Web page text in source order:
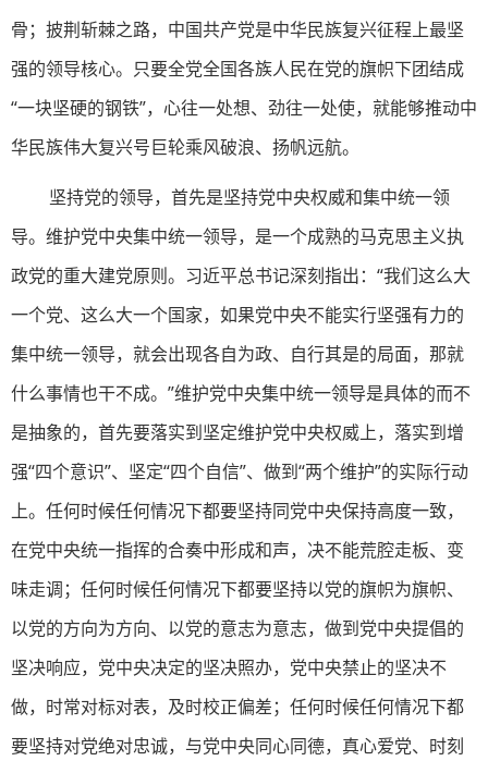
骨；披荆斩棘之路，中国共产党是中华民族复兴征程上最坚
强的领导核心。只要全党全国各族人民在党的旗帜下团结成
“一块坚硬的钢铁”，心往一处想、劲往一处使，就能够推动中
华民族伟大复兴号巨轮乘风破浪、扬帆远航。
坚持党的领导，首先是坚持党中央权威和集中统一领
导。维护党中央集中统一领导，是一个成熟的马克思主义执
政党的重大建党原则。习近平总书记深刻指出：“我们这么大
一个党、这么大一个国家，如果党中央不能实行坚强有力的
集中统一领导，就会出现各自为政、自行其是的局面，那就
什么事情也干不成。”维护党中央集中统一领导是具体的而不
是抽象的，首先要落实到坚定维护党中央权威上，落实到增
强“四个意识”、坚定“四个自信”、做到“两个维护”的实际行动
上。任何时候任何情况下都要坚持同党中央保持高度一致，
在党中央统一指挥的合奏中形成和声，决不能荒腔走板、变
味走调；任何时候任何情况下都要坚持以党的旗帜为旗帜、
以党的方向为方向、以党的意志为意志，做到党中央提倡的
坚决响应，党中央决定的坚决照办，党中央禁止的坚决不
做，时常对标对表，及时校正偏差；任何时候任何情况下都
要坚持对党绝对忠诚，与党中央同心同德，真心爱党、时刻